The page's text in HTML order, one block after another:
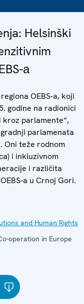
Helsinški
а
OEBS-a, koji
godine na radionici
parlamente“,
parlamenata
Oni teže rodnom
i inkluzivnom
i različita
a u Crnoj Gori.
and Human Rights
operation in Europe